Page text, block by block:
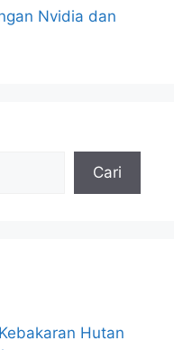
Nvidia dan
Cari
Hutan